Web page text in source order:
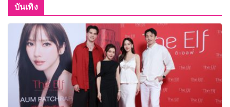
ประเทศ จัดประชุมใหญ่แห่งปี พบ CEO
“ดร.ปิยะวัฒน์” ถ่ายทอดวิสัยทัศน์ธุรกิจ
พร้อมฟรีคอนเสิร์ต “โชค รถแห่” ยกวง
บันเทิง